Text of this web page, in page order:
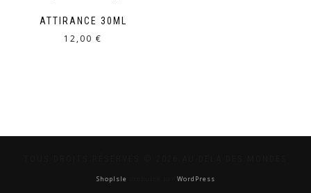
ATTIRANCE 30ML
12,00 €
ShopIsle WordPress